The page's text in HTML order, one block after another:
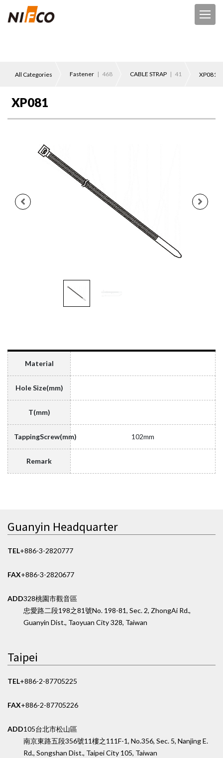
All Categories Fastener | 468 CABLE STRAP | 41 XP081
XP081
Material
Hole Size(mm)
T(mm)
TappingScrew(mm) 102mm
Remark
Guanyin Headquarter
TEL+886-3-2820777
FAX+886-3-2820677
ADD328桃園市觀音區
忠愛路二段198之81號No. 198-81, Sec. 2, ZhongAi Rd.,
Guanyin Dist., Taoyuan City 328, Taiwan
Taipei
TEL+886-2-87705225
FAX+886-2-87705226
ADD105台北市松山區
南京東路五段356號11樓之1 11F-1, No.356, Sec. 5, Nanjing E.
Rd., Songshan Dist., Taipei City 105, Taiwan